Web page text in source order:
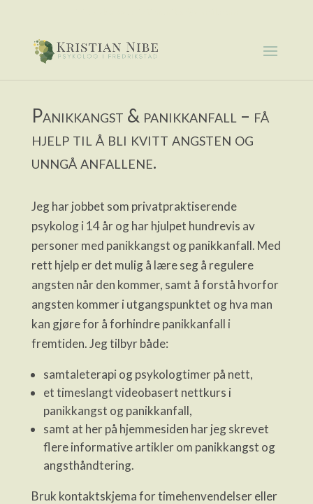
Panikkangst & panikkanfall – få
hjelp til å bli kvitt angsten og
unngå anfallene.
Jeg har jobbet som privatpraktiserende
psykolog i 14 år og har hjulpet hundrevis av
personer med panikkangst og panikkanfall. Med
rett hjelp er det mulig å lære seg å regulere
angsten når den kommer, samt å forstå hvorfor
angsten kommer i utgangspunktet og hva man
kan gjøre for å forhindre panikkanfall i
fremtiden. Jeg tilbyr både:
samtaleterapi og psykologtimer på nett,
et timeslangt videobasert nettkurs i
panikkangst og panikkanfall,
samt at her på hjemmesiden har jeg skrevet
flere informative artikler om panikkangst og
angsthåndtering.
Bruk kontaktskjema for timehenvendelser eller